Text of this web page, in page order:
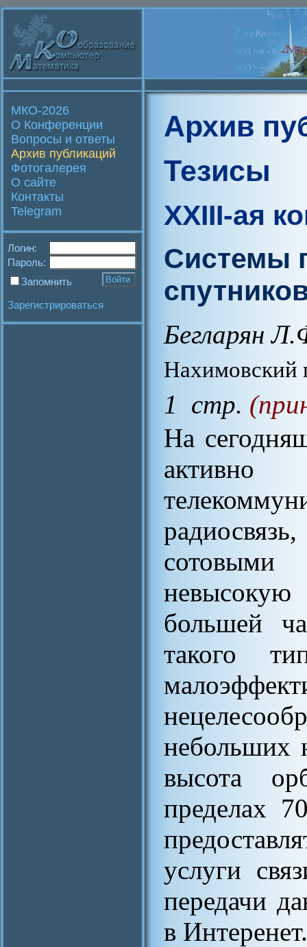
МКО-2026
О Конференции
Вопросы и ответы
Архив публикаций
Фотогалерея
О сайте
Контакты
Telegram
Логин:
Пароль:
Запомнить
Зарегистрироваться
Архив
Тезисы
XXIII-ая
Системы
Бегларян
Нахимовский
1 стр.
На
активно
большей
такого
небольших
высота
пределах
услуги
передачи
в Интеренет.